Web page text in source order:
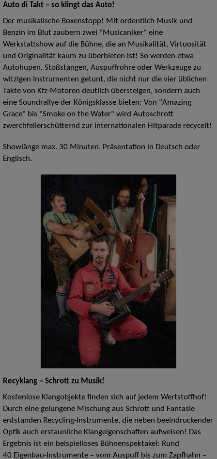
Auto di Takt – so klingt das Auto!
Der musikalische Boxenstopp! Mit ordentlich Musik und
Benzin im Blut zaubern zwei "Musicaniker" eine
Werkstattshow auf die Bühne, die an Musikalität, Virtuosität
und Originalität kaum zu überbieten ist! So werden etwa
Autohupen, Stoßstangen, Auspuffrohre oder Werkzeuge zu
witzigen Instrumenten getunt, die nicht nur die vier üblichen
Takte von Kfz-Motoren deutlich übersteigen, sondern auch
eine Soundrallye der Königsklasse bieten: Von "Amazing
Grace" bis "Smoke on the Water" wird Autoschrott
zwerchfellerschütternd zur internationalen Hitparade recycelt!
Showlänge max. 30 Minuten. Präsentation in Deutsch oder
Englisch.
Recyklang – Schrott zu Musik!
Kostenlose Klangobjekte finden sich auf jedem Wertstoffhof!
Durch eine gelungene Mischung aus Schrott und Fantasie
entstanden Recycling-Instrumente, die neben beeindruckender
Optik auch erstaunliche Klangeigenschaften aufweisen! Das
Ergebnis ist ein beispielloses Bühnenspektakel: Rund
40 Eigenbau-Instrumente – vom Auspuff bis zum Zapfhahn –